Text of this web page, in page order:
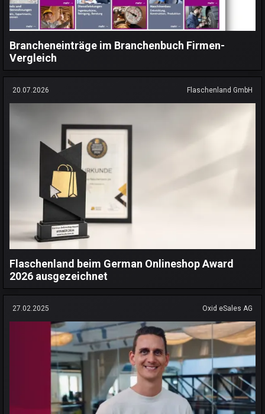
Brancheneinträge im Branchenbuch Firmen-
Vergleich
20.07.2026 Flaschenland GmbH
Flaschenland beim German Onlineshop Award
2026 ausgezeichnet
27.02.2025 Oxid eSales AG